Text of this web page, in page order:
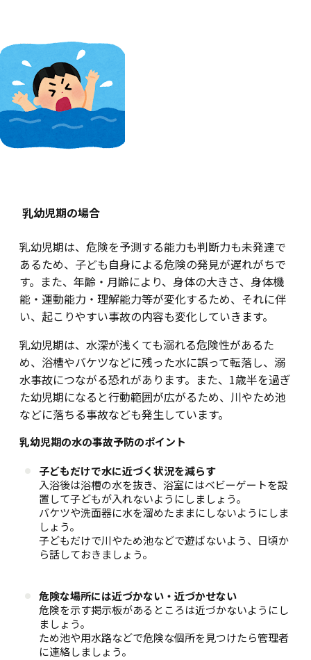
乳幼児期の場合
乳幼児期は、危険を予測する能力も判断力も未発達で
あるため、子ども自身による危険の発見が遅れがちで
す。また、年齢・月齢により、身体の大きさ、身体機
能・運動能力・理解能力等が変化するため、それに伴
い、起こりやすい事故の内容も変化していきます。
乳幼児期は、水深が浅くても溺れる危険性があるた
め、浴槽やバケツなどに残った水に誤って転落し、溺
水事故につながる恐れがあります。また、1歳半を過ぎ
た幼児期になると行動範囲が広がるため、川やため池
などに落ちる事故なども発生しています。
乳幼児期の水の事故予防のポイント
子どもだけで水に近づく状況を減らす
入浴後は浴槽の水を抜き、浴室にはベビーゲートを設
置して子どもが入れないようにしましょう。
バケツや洗面器に水を溜めたままにしないようにしま
しょう。
子どもだけで川やため池などで遊ばないよう、日頃か
ら話しておきましょう。
危険な場所には近づかない・近づかせない
危険を示す掲示板があるところは近づかないようにし
ましょう。
ため池や用水路などで危険な個所を見つけたら管理者
に連絡しましょう。